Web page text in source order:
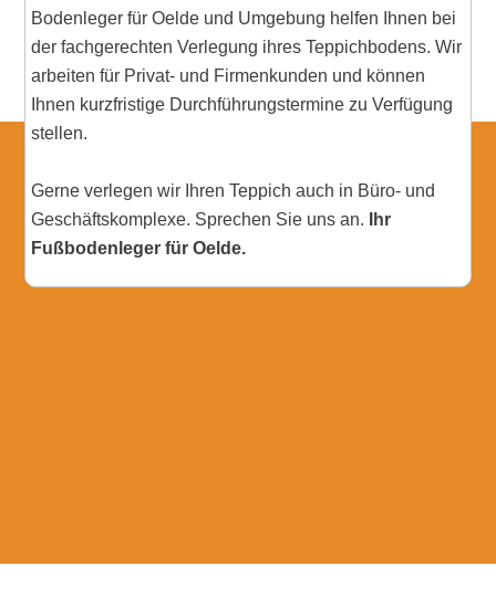
Bodenleger für Oelde und Umgebung helfen Ihnen bei
der fachgerechten Verlegung ihres Teppichbodens. Wir
arbeiten für Privat- und Firmenkunden und können
Ihnen kurzfristige Durchführungstermine zu Verfügung
stellen.
Gerne verlegen wir Ihren Teppich auch in Büro- und
Geschäftskomplexe. Sprechen Sie uns an.
Ihr
Fußbodenleger für Oelde.